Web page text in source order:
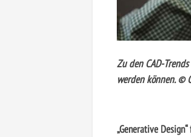
Zu den CAD-
werden können. ©
„Generative